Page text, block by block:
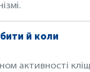
й коли
активності